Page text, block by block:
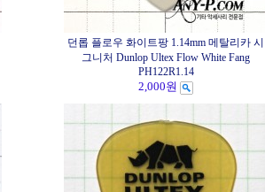
던롭 플로우 화이트팡 1.14mm 메탈리카 시
그니처 Dunlop Ultex Flow White Fang
PH122R1.14
2,000원